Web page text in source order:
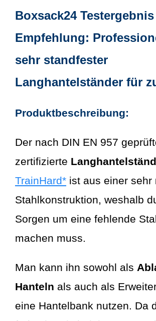
Boxsack24
Empfehlung:
sehr standfester
Langhantelständer für
Produktbeschreibung:
Der nach DIN EN 957
zertifizierte
TrainHard* ist aus einer sehr
Stahlkonstruktion, weshalb
Sorgen um eine fehlende
machen muss.
Man kann ihn sowohl als
Hanteln als auch als
eine Hantelbank nutzen. Da